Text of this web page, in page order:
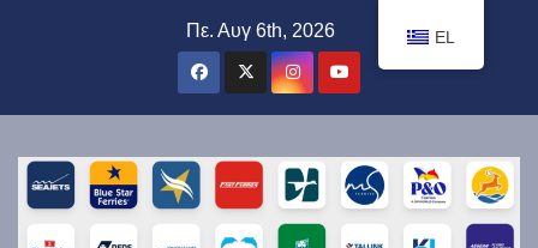
Πε. Αυγ 6th, 2026 EL